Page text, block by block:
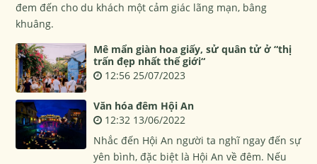
đem đến cho du khách một cảm giác lãng mạn, bâng
khuâng.
Mê mẩn giàn hoa giấy, sử quân tử ở “thị
trấn đẹp nhất thế giới“
12:56 25/07/2023
Văn hóa đêm Hội An
12:32 13/06/2022
Nhắc đến Hội An người ta nghĩ ngay đến sự
yên bình, đặc biệt là Hội An về đêm. Nếu